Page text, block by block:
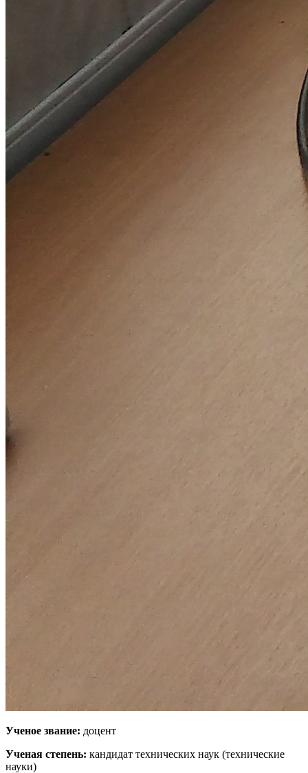
Ученое звание: доцент
Ученая степень: кандидат технических наук (технические
науки)